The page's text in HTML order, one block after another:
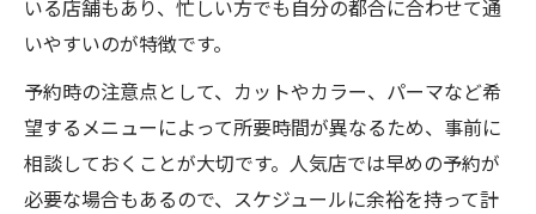
いる店舗もあり、忙しい方でも自分の都合に合わせて通
いやすいのが特徴です。
予約時の注意点として、カットやカラー、パーマなど希
望するメニューによって所要時間が異なるため、事前に
相談しておくことが大切です。人気店では早めの予約が
必要な場合もあるので、スケジュールに余裕を持って計